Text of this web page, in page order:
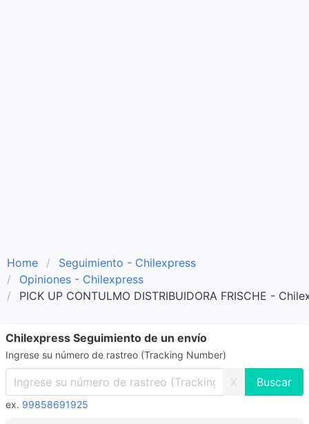
Home
Seguimiento - Chilexpress
Opiniones - Chilexpress
PICK UP CONTULMO DISTRIBUIDORA FRISCHE -
Chilexpress Seguimiento de un envío
Ingrese su número de rastreo (Tracking Number)
X
ex. 99858691925